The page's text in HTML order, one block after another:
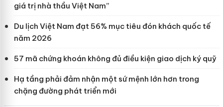
giá trị nhà thầu Việt Nam”
Du lịch Việt Nam đạt 56% mục tiêu đón khách quốc tế
năm 2026
57 mã chứng khoán không đủ điều kiện giao dịch ký quỹ
Hạ tầng phải đảm nhận một sứ mệnh lớn hơn trong
chặng đường phát triển mới